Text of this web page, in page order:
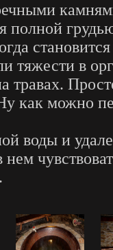
тяжести в
травах.
можно
воды и